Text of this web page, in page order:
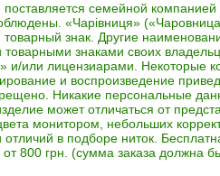
поставляется семейной компанией
«Чарівниця»
знак. Другие
товарными знаками своих
и/или лицензиарами. Некоторые
и воспроизведение
Никакие персональные
может отличаться от
монитором, небольших
в подборе ниток.
от 800 грн. (сумма заказа должна